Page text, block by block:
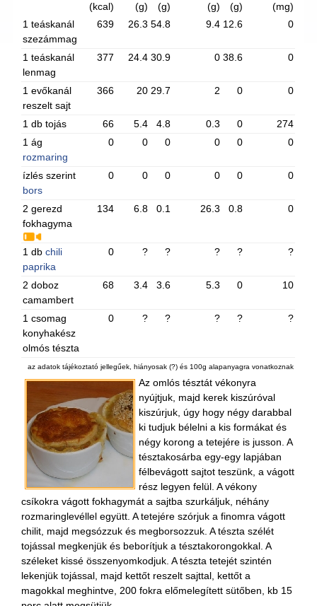
(kcal)
(g)
(g)
(g)
(g)
(mg)
1 teáskanál
szezámmag
639 26.3 54.8 9.4 12.6 0
1 teáskanál
lenmag
377 24.4 30.9 0 38.6 0
1 evőkanál
reszelt sajt
366 20 29.7 2 0 0
1 db tojás 66 5.4 4.8 0.3 0
274
1 ág
rozmaring
0 0 0 0 0 0
ízlés szerint
bors
0 0 0 0 0 0
2 gerezd
fokhagyma
134 6.8 0.1 26.3 0.8 0
1 dbchili
paprika
0 ? ? ? ? ?
2 doboz
camambert
68 3.4 3.6 5.3 0 10
1 csomag
konyhakész
olmós tészta
0 ? ? ? ? ?
az adatok tájékoztató jellegűek, hiányosak (?) és 100g alapanyagra vonatkoznak
Az omlós tésztát vékonyra
nyújtjuk, majd kerek kiszúróval
kiszúrjuk, úgy hogy négy darabbal
ki tudjuk bélelni a kis formákat és
négy korong a tetejére is jusson. A
tésztakosárba egy-egy lapjában
félbevágott sajtot teszünk, a vágott
rész legyen felül. A vékony
csíkokra vágott fokhagymát a sajtba szurkáljuk, néhány
rozmaringlevéllel együtt. A tetejére szórjuk a finomra vágott
chilit, majd megsózzuk és megborsozzuk. A tészta szélét
tojással megkenjük és beborítjuk a tésztakorongokkal. A
széleket kissé összenyomkodjuk. A tészta tetejét szintén
lekenjük tojással, majd kettőt reszelt sajttal, kettőt a
magokkal meghintve, 200 fokra előmelegített sütőben, kb 15